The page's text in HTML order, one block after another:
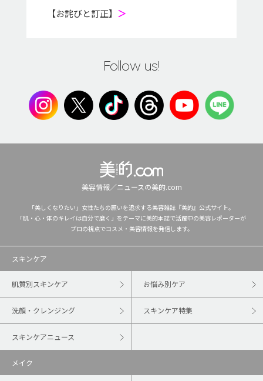
【お詫びと訂正】 ＞
Follow us!
美容情報／ニュースの美的.com
「美しくなりたい」女性たちの願いを追求する美容雑誌『美的』公式サイト。
「肌・心・体のキレイは自分で磨く」をテーマに美的本誌で活躍中の美容レポーターが
プロの視点でコスメ・美容情報を発信します。
スキンケア
肌質別スキンケア お悩み別ケア
洗顔・クレンジング スキンケア特集
スキンケアニュース
メイク